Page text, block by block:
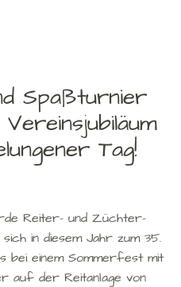
Spaßturnier
Tag!
Reiter- und Züchter-
in diesem Jahr zum 35.
bei einem Sommerfest mit
auf der Reitanlage von